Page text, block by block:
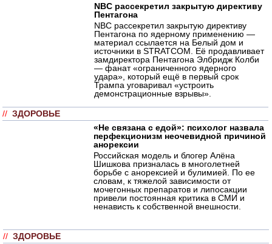
NBC рассекретил закрытую директиву
Пентагона
NBC рассекретил закрытую директиву
Пентагона по ядерному применению —
материал ссылается на Белый дом и
источники в STRATCOM. Её продавливает
замдиректора Пентагона Элбридж Колби
— фанат «ограниченного ядерного
удара», который ещё в первый срок
Трампа уговаривал «устроить
демонстрационные взрывы».
// ЗДОРОВЬЕ
«Не связана с едой»: психолог назвала
перфекционизм неочевидной причиной
анорексии
Российская модель и блогер Алёна
Шишкова призналась в многолетней
борьбе с анорексией и булимией. По ее
словам, к тяжелой зависимости от
мочегонных препаратов и липосакции
привели постоянная критика в СМИ и
ненависть к собственной внешности.
// ЗДОРОВЬЕ